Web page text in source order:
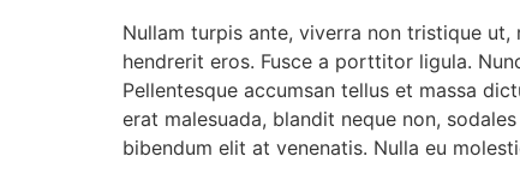
Nullam turpis ante, viverra non tristique
hendrerit eros. Fusce a porttitor ligula.
Pellentesque accumsan tellus et massa
erat malesuada, blandit neque non,
bibendum elit at venenatis. Nulla eu